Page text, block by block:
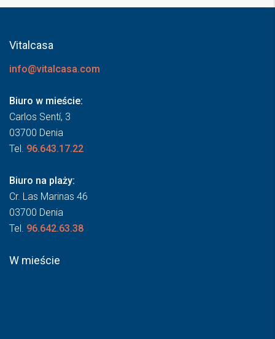
Vitalcasa
info@vitalcasa.com
Biuro w mieście:
Carlos Sentí, 3
03700 Denia
Tel. 96.643.17.22
Biuro na plaży:
Cr. Las Marinas 46
03700 Denia
Tel. 96.642.63.38
W mieście